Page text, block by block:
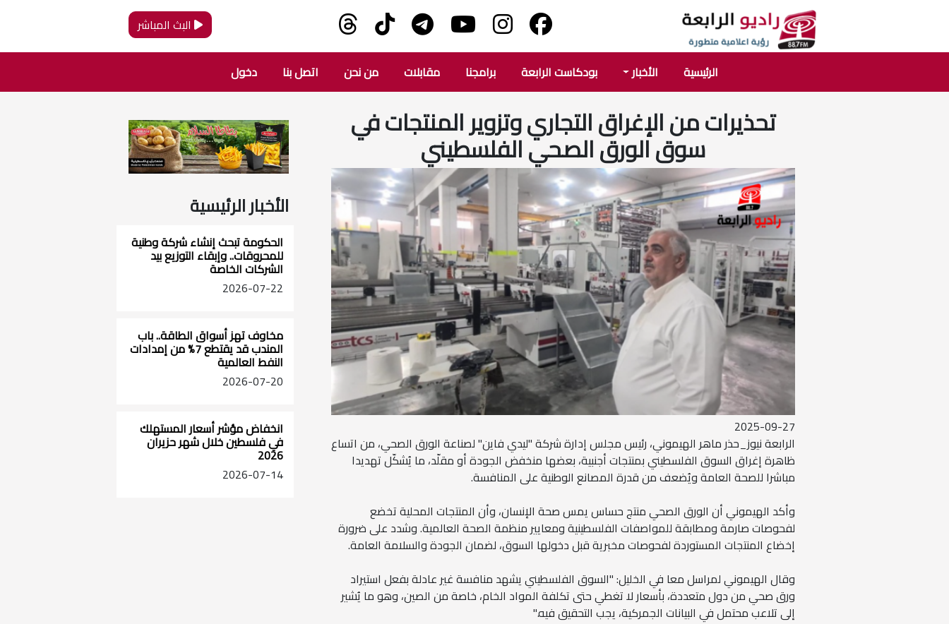
البث المباشر
الرئيسية الأخبار بودكاست الرابعة برامجنا مقابلات من نحن اتصل بنا دخول
تحذيرات من الإغراق التجاري وتزوير المنتجات في
سوق الورق الصحي الفلسطيني
2025-09-27
الرابعة نيوز_حذر ماهر الهيموني، رئيس مجلس إدارة شركة "ليدي فاين" لصناعة الورق الصحي، من اتساع
ظاهرة إغراق السوق الفلسطيني بمنتجات أجنبية، بعضها منخفض الجودة أو مقلّد، ما يُشكّل تهديدا
مباشرا للصحة العامة ويُضعف من قدرة المصانع الوطنية على المنافسة.
وأكد الهيموني أن الورق الصحي منتج حساس يمس صحة الإنسان، وأن المنتجات المحلية تخضع
لفحوصات صارمة ومطابقة للمواصفات الفلسطينية ومعايير منظمة الصحة العالمية. وشدد على ضرورة
إخضاع المنتجات المستوردة لفحوصات مخبرية قبل دخولها السوق، لضمان الجودة والسلامة العامة.
وقال الهيموني لمراسل معا في الخليل: "السوق الفلسطيني يشهد منافسة غير عادلة بفعل استيراد
ورق صحي من دول متعددة، بأسعار لا تغطي حتى تكلفة المواد الخام، خاصة من الصين، وهو ما يُشير
إلى تلاعب محتمل في البيانات الجمركية، يجب التحقيق فيه."
الأخبار الرئيسية
الحكومة تبحث إنشاء شركة وطنية
للمحروقات.. وإبقاء التوزيع بيد
الشركات الخاصة
2026-07-22
مخاوف تهز أسواق الطاقة.. باب
المندب قد يقتطع 7% من إمدادات
النفط العالمية
2026-07-20
انخفاض مؤشر أسعار المستهلك
في فلسطين خلال شهر حزيران
2026
2026-07-14